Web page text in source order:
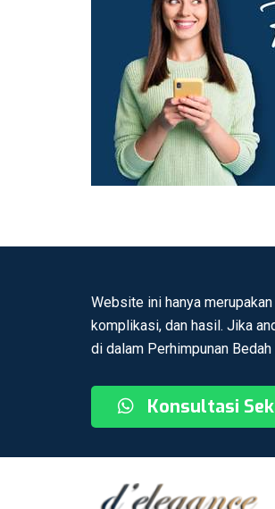
Website ini hanya
komplikasi, dan hasil. Jika
di dalam Perhimpunan
Konsultasi